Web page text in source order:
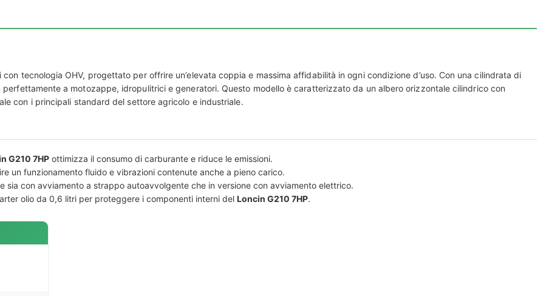
tecnologia OHV, progettato per offrire un’elevata coppia e massima affidabilità in ogni condizione d’uso. Con una cilindrata di
perfettamente a motozappe, idropulitrici e generatori. Questo modello è caratterizzato da un albero orizzontale cilindrico con
con i principali standard del settore agricolo e industriale.
G210 7HP ottimizza il consumo di carburante e riduce le emissioni.
un funzionamento fluido e vibrazioni contenute anche a pieno carico.
sia con avviamento a strappo autoavvolgente che in versione con avviamento elettrico.
olio da 0,6 litri per proteggere i componenti interni del Loncin G210 7HP.